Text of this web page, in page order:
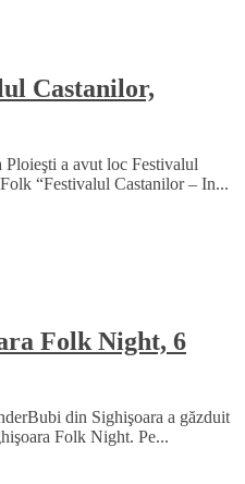
Castanilor,
a avut loc Festivalul
“Festivalul Castanilor – In...
Folk Night, 6
din Sighişoara a găzduit
Folk Night. Pe...